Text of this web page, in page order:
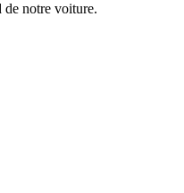
de notre voiture.